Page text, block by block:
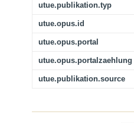
utue.publikation.typ
utue.opus.id
utue.opus.portal
utue.opus.portalzaehlung
utue.publikation.source